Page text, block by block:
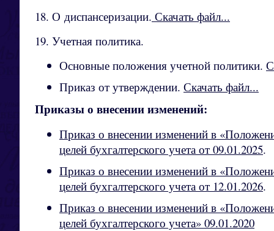
18. О диспансеризации. Скачать файл...
19. Учетная политика.
Основные положения учетной политики.
Приказ от утверждении. Скачать файл...
Приказы о внесении изменений:
Приказ о внесении изменений в
целей бухгалтерского учета от 09.01.2025.
Приказ о внесении изменений в
целей бухгалтерского учета от 12.01.2026.
Приказ о внесении изменений в
целей бухгалтерского учета» 09.01.2020